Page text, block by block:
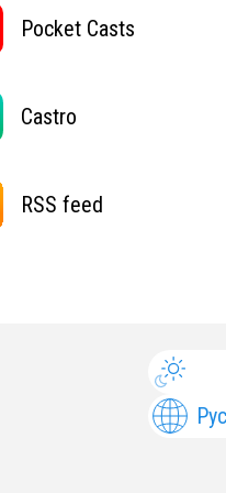
Pocket Casts
Castro
RSS feed